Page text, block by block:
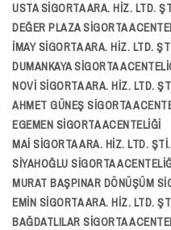
USTA SİGORTA ARA. HİZ. LTD.
DEĞER PLAZA SİGORTA
İMAY SİGORTA ARA. HİZ. LTD.
DUMANKAYA SİGORTA
NOVİ SİGORTA ARA. HİZ. LTD.
AHMET GÜNEŞ SİGORTA
EGEMEN SİGORTA ACENTELİĞİ
MAİ SİGORTA ARA. HİZ. LTD. ŞTİ.
SİYAHOĞLU SİGORTA
MURAT BAŞPINAR DÖNÜŞÜM
EMİN SİGORTA ARA. HİZ. LTD.
BAĞDATLILAR SİGORTA